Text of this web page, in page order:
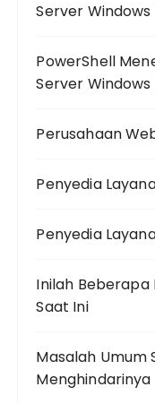
Server Windows
PowerShell
Server Windows
Perusahaan
Penyedia
Penyedia
Inilah Beberapa
Saat Ini
Masalah Umum
Menghindarinya